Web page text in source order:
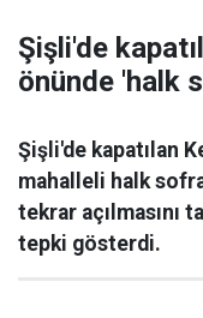
Şişli'de
önünde 'halk
Şişli'de kapatılan
mahalleli halk
tekrar açılmasını
tepki gösterdi.